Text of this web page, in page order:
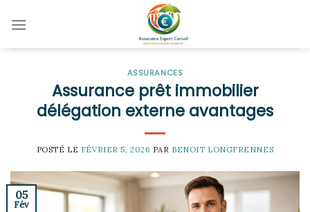
ASSURANCES
Assurance prêt immobilier
délégation externe avantages
POSTÉ LE FÉVRIER 5, 2026 PAR BENOIT LONGFRENNES
05
Fév